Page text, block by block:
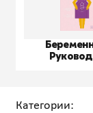
Категории: